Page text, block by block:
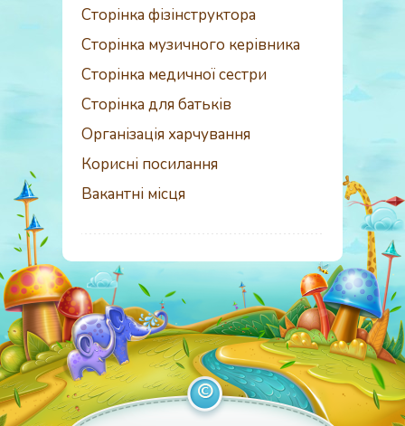
Сторінка фізінструктора
Сторінка музичного керівника
Сторінка медичної сестри
Сторінка для батьків
Організація харчування
Корисні посилання
Вакантні місця